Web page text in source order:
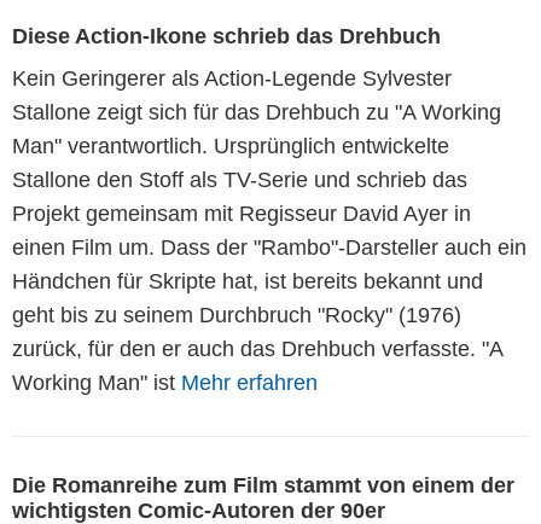
Diese Action-Ikone schrieb das Drehbuch
Kein Geringerer als Action-Legende Sylvester
Stallone zeigt sich für das Drehbuch zu "A Working
Man" verantwortlich. Ursprünglich entwickelte
Stallone den Stoff als TV-Serie und schrieb das
Projekt gemeinsam mit Regisseur David Ayer in
einen Film um. Dass der "Rambo"-Darsteller auch ein
Händchen für Skripte hat, ist bereits bekannt und
geht bis zu seinem Durchbruch "Rocky" (1976)
zurück, für den er auch das Drehbuch verfasste. "A
Working Man" ist Mehr erfahren
Die Romanreihe zum Film stammt von einem der
wichtigsten Comic-Autoren der 90er